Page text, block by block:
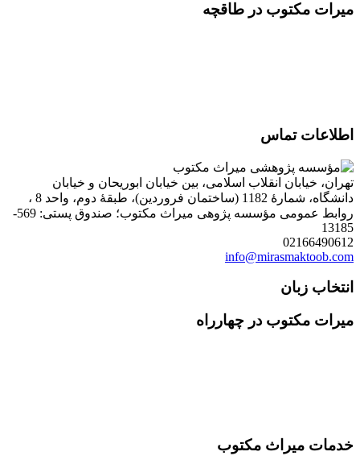
میرات مکتوب در طاقچه
اطلاعات تماس
تهران، خیابان انقلاب اسلامی، بین خیابان ابوریحان و خیابان
دانشگاه، شمارۀ 1182 (ساختمان فروردین)، طبقۀ دوم، واحد 8 ،
روابط عمومی مؤسسه پژوهی میراث مکتوب؛ صندوق پستی: 569-
13185
02166490612
info@mirasmaktoob.com
انتخاب زبان
میرات مکتوب در چهارراه
خدمات میراث مکتوب